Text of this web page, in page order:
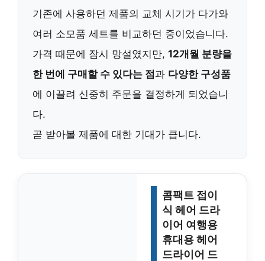
기존에 사용하던 제품의 교체 시기가 다가와
여러 소모품 세트를 비교하던 중이었습니다.
가격 때문에 잠시 망설였지만, 12개월 분량을
한 번에 구매할 수 있다는 점과 다양한 구성품
에 이끌려 신중히 주문을 결정하게 되었습니
다.
곧 받아볼 제품에 대한 기대가 큽니다.
콤팩트 접이
식 헤어 드라
이어 여행용
휴대용 헤어
드라이어 드